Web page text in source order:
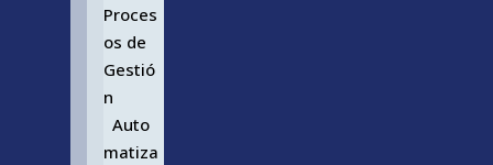
Proces
os de
Gestió
n
Auto
matiza